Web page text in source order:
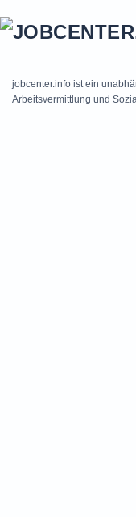
jobcenter.info ist ein
Arbeitsvermittlung und